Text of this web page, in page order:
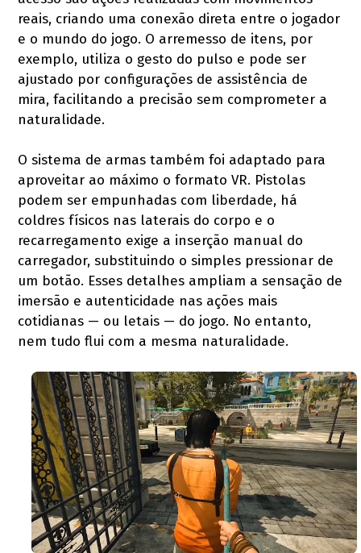
reais, criando uma conexão direta entre o jogador
e o mundo do jogo. O arremesso de itens, por
exemplo, utiliza o gesto do pulso e pode ser
ajustado por configurações de assistência de
mira, facilitando a precisão sem comprometer a
naturalidade.
O sistema de armas também foi adaptado para
aproveitar ao máximo o formato VR. Pistolas
podem ser empunhadas com liberdade, há
coldres físicos nas laterais do corpo e o
recarregamento exige a inserção manual do
carregador, substituindo o simples pressionar de
um botão. Esses detalhes ampliam a sensação de
imersão e autenticidade nas ações mais
cotidianas — ou letais — do jogo. No entanto,
nem tudo flui com a mesma naturalidade.